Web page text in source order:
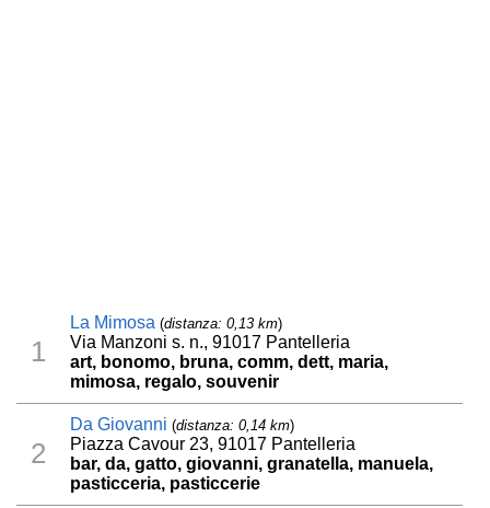
1
La Mimosa (distanza: 0,13 km)
Via Manzoni s. n., 91017 Pantelleria
art, bonomo, bruna, comm, dett, maria,
mimosa, regalo, souvenir
2
Da Giovanni (distanza: 0,14 km)
Piazza Cavour 23, 91017 Pantelleria
bar, da, gatto, giovanni, granatella, manuela,
pasticceria, pasticcerie